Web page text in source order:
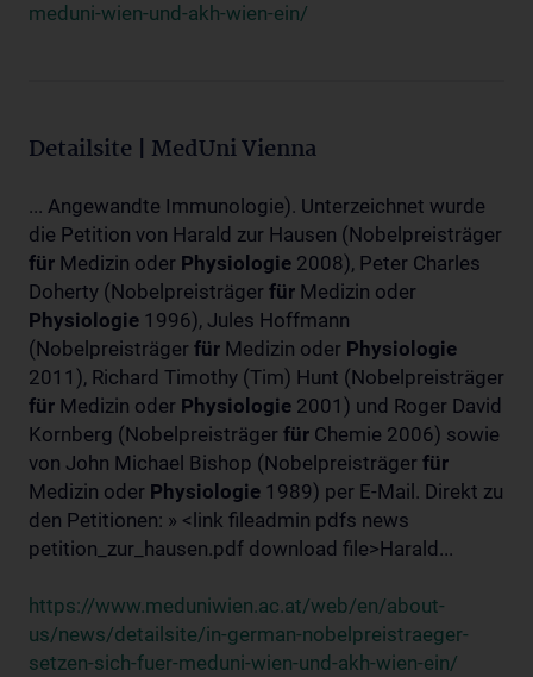
meduni-wien-und-akh-wien-ein/
Detailsite | MedUni Vienna
... Angewandte Immunologie). Unterzeichnet wurde
die Petition von Harald zur Hausen (Nobelpreisträger
für Medizin oder Physiologie 2008), Peter Charles
Doherty (Nobelpreisträger für Medizin oder
Physiologie 1996), Jules Hoffmann
(Nobelpreisträger für Medizin oder Physiologie
2011), Richard Timothy (Tim) Hunt (Nobelpreisträger
für Medizin oder Physiologie 2001) und Roger David
Kornberg (Nobelpreisträger für Chemie 2006) sowie
von John Michael Bishop (Nobelpreisträger für
Medizin oder Physiologie 1989) per E-Mail. Direkt zu
den Petitionen: » <link fileadmin pdfs news
petition_zur_hausen.pdf download file>Harald...
https://www.meduniwien.ac.at/web/en/about-
us/news/detailsite/in-german-nobelpreistraeger-
setzen-sich-fuer-meduni-wien-und-akh-wien-ein/